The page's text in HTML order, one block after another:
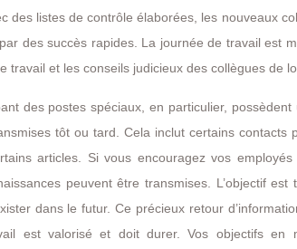
des listes de contrôle élaborées, les nouveaux
des succès rapides. La journée de travail est
travail et les conseils judicieux des collègues de
des postes spéciaux, en particulier,
tôt ou tard. Cela inclut certains
articles. Si vous encouragez vos
peuvent être transmises. L’objectif
dans le futur. Ce précieux retour
est valorisé et doit durer. Vos objectifs en